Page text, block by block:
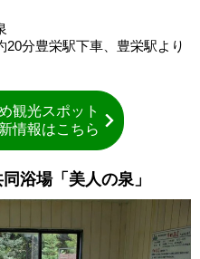
20分豊栄駅下車、豊栄駅より
観光スポット
情報はこちら
浴場「美人の泉」